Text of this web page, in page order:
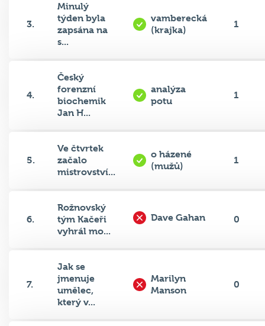
3.
Minulý
týden byla
zapsána na
s...
vamberecká
(krajka)
1
4.
Český
forenzní
biochemik
Jan H...
analýza
potu
1
5.
Ve čtvrtek
začalo
mistrovství...
o házené
(mužů)
1
6.
Rožnovský
tým Kačeři
vyhrál mo...
Dave Gahan 0
7.
Jak se
jmenuje
umělec,
který v...
Marilyn
Manson
0